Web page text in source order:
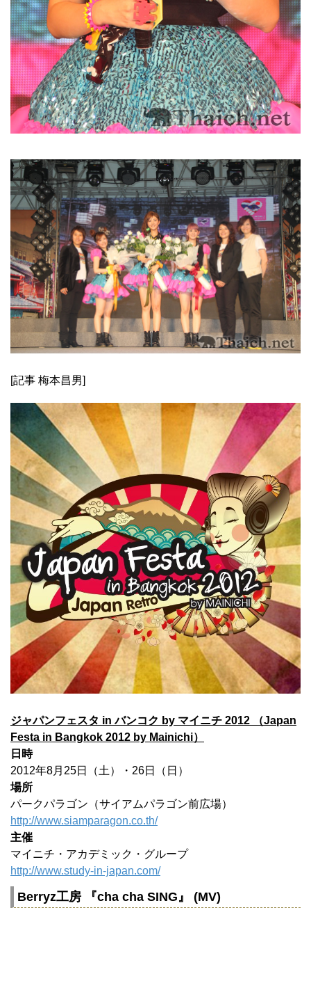
[記事 梅本昌男]
ジャパンフェスタ in バンコク by マイニチ 2012 （Japan
Festa in Bangkok 2012 by Mainichi）
日時
2012年8月25日（土）・26日（日）
場所
パークパラゴン（サイアムパラゴン前広場）
http://www.siamparagon.co.th/
主催
マイニチ・アカデミック・グループ
http://www.study-in-japan.com/
Berryz工房 『cha cha SING』 (MV)